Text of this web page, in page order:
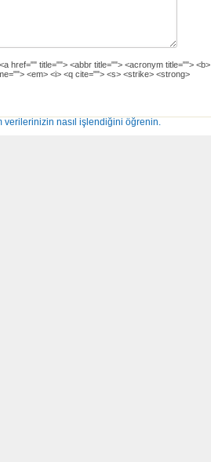
<a href="" title=""> <abbr title=""> <acronym title=""> <b>
<em> <i> <q cite=""> <s> <strike> <strong>
verilerinizin nasıl işlendiğini öğrenin.